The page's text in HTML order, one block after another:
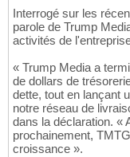
Interrogé sur les
parole de Trump
activités de
« Trump Media a
de dollars de
dette, tout en lançant
notre réseau de
dans la déclaration. «
prochainement,
croissance ».